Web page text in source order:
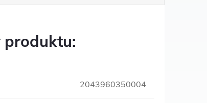
produktu:
2043960350004